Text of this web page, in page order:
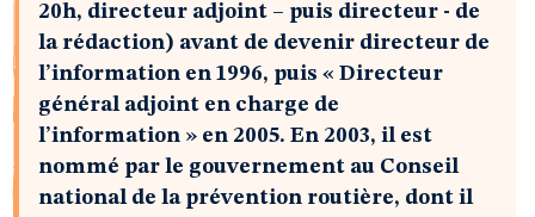
20h, directeur adjoint – puis directeur - de
la rédaction) avant de devenir directeur de
l’information en 1996, puis « Directeur
général adjoint en charge de
l’information » en 2005. En 2003, il est
nommé par le gouvernement au Conseil
national de la prévention routière, dont il